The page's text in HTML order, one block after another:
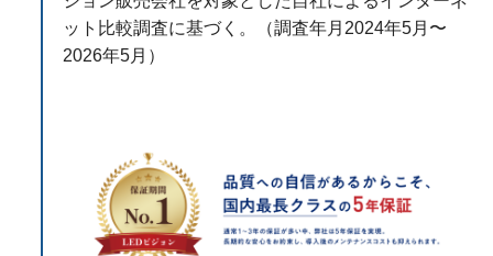
ット比較調査に基づく。（調査年月2024年5月〜
2026年5月）